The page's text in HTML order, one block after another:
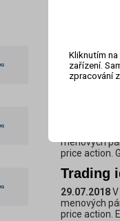
že už ide do
Trading
12.08.2018V
menových
Trading
menových
price action.
Trading
29.07.2018
menových
price action.
Kliknutím
zařízení.
zpracování